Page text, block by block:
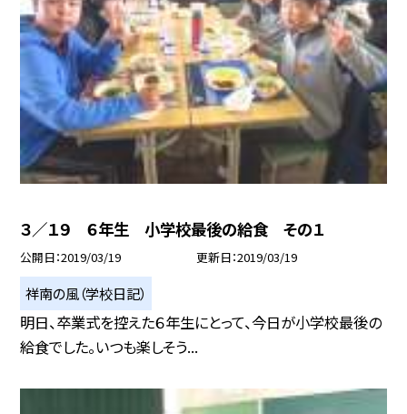
３／１９ ６年生 小学校最後の給食 その１
公開日 2019/03/19 更新日 2019/03/19
祥南の風（学校日記）
明日、卒業式を控えた６年生にとって、今日が小学校最後の
給食でした。いつも楽しそう...